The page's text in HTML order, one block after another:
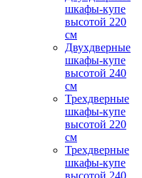
шкафы-купе
высотой 220
см
Двухдверные
шкафы-купе
высотой 240
см
Трехдверные
шкафы-купе
высотой 220
см
Трехдверные
шкафы-купе
высотой 240